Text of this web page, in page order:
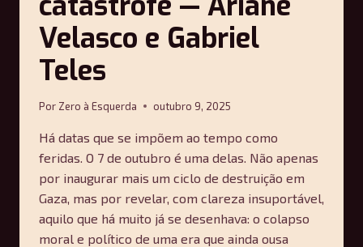
Velasco e Gabriel
Teles
Por Zero à Esquerda outubro 9, 2025
Há datas que se impõem ao tempo como
feridas. O 7 de outubro é uma delas. Não apenas
por inaugurar mais um ciclo de destruição em
Gaza, mas por revelar, com clareza insuportável,
aquilo que há muito já se desenhava: o colapso
moral e político de uma era que ainda ousa